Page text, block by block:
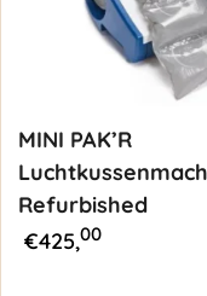
MINI PAK’R
Refurbished
€425,00